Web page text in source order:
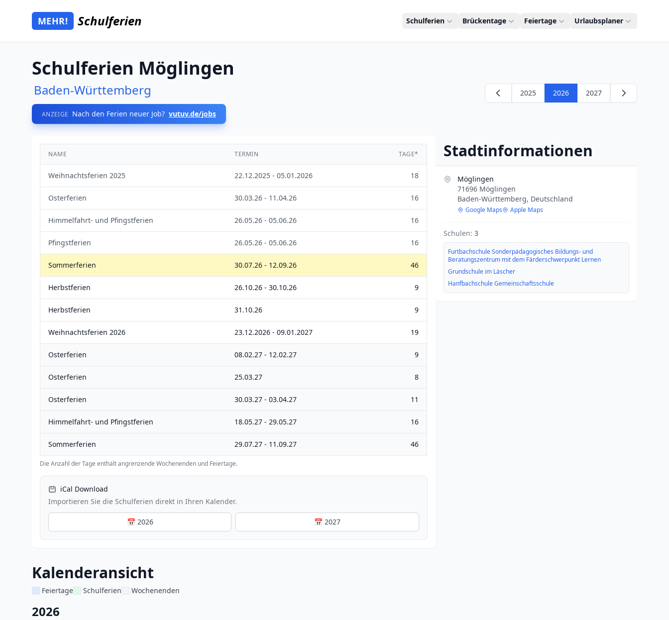
Zum Hauptinhalt springen
Mehr Schulferien
MEHR! Schulferien Schulferien Brückentage Feiertage Urlaubsplaner
Schulferien Möglingen
Baden-Württemberg
ANZEIGE Nach den Ferien neuer Job? vutuv.de/jobs
2025 2026 2027
NAME TERMIN TAGE*
Weihnachtsferien 2025 22.12.2025 - 05.01.2026 18
Osterferien 30.03.26 - 11.04.26 16
Himmelfahrt- und Pfingstferien 26.05.26 - 05.06.26 16
Pfingstferien 26.05.26 - 05.06.26 16
Sommerferien 30.07.26 - 12.09.26 46
Herbstferien 26.10.26 - 30.10.26 9
Herbstferien 31.10.26 9
Weihnachtsferien 2026 23.12.2026 - 09.01.2027 19
Osterferien 08.02.27 - 12.02.27 9
Osterferien 25.03.27 8
Osterferien 30.03.27 - 03.04.27 11
Himmelfahrt- und Pfingstferien 18.05.27 - 29.05.27 16
Sommerferien 29.07.27 - 11.09.27 46
Die Anzahl der Tage enthält angrenzende Wochenenden und Feiertage.
iCal Download
Importieren Sie die Schulferien direkt in Ihren Kalender.
📅 2026 📅 2027
Stadtinformationen
Möglingen
71696 Möglingen
Baden-Württemberg, Deutschland
Google Maps Apple Maps
Schulen: 3
Furtbachschule Sonderpädagogisches Bildungs- und
Beratungszentrum mit dem Färderschwerpunkt Lernen
Grundschule im Läscher
Hanfbachschule Gemeinschaftsschule
Kalenderansicht
Feiertage Schulferien Wochenenden
2026